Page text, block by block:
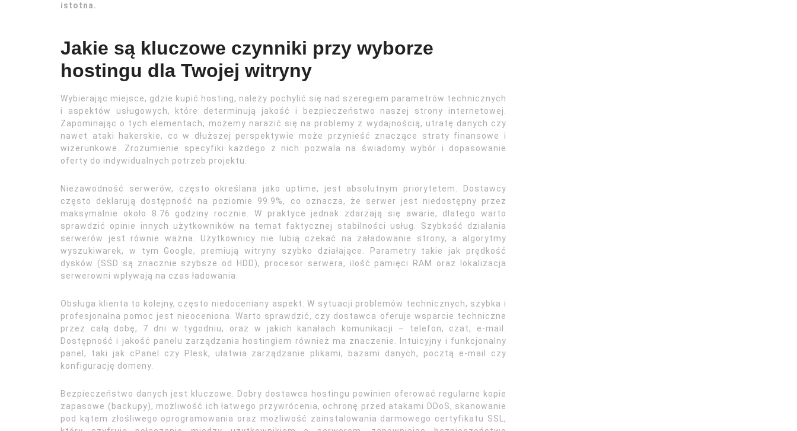
istotna.
Jakie są kluczowe czynniki przy wyborze
hostingu dla Twojej witryny
Wybierając miejsce, gdzie kupić hosting, należy pochylić się nad szeregiem parametrów technicznych
i aspektów usługowych, które determinują jakość i bezpieczeństwo naszej strony internetowej.
Zapominając o tych elementach, możemy narazić się na problemy z wydajnością, utratę danych czy
nawet ataki hakerskie, co w dłuższej perspektywie może przynieść znaczące straty finansowe i
wizerunkowe. Zrozumienie specyfiki każdego z nich pozwala na świadomy wybór i dopasowanie
oferty do indywidualnych potrzeb projektu.
Niezawodność serwerów, często określana jako uptime, jest absolutnym priorytetem. Dostawcy
często deklarują dostępność na poziomie 99.9%, co oznacza, że serwer jest niedostępny przez
maksymalnie około 8.76 godziny rocznie. W praktyce jednak zdarzają się awarie, dlatego warto
sprawdzić opinie innych użytkowników na temat faktycznej stabilności usług. Szybkość działania
serwerów jest równie ważna. Użytkownicy nie lubią czekać na załadowanie strony, a algorytmy
wyszukiwarek, w tym Google, premiują witryny szybko działające. Parametry takie jak prędkość
dysków (SSD są znacznie szybsze od HDD), procesor serwera, ilość pamięci RAM oraz lokalizacja
serwerowni wpływają na czas ładowania.
Obsługa klienta to kolejny, często niedoceniany aspekt. W sytuacji problemów technicznych, szybka i
profesjonalna pomoc jest nieoceniona. Warto sprawdzić, czy dostawca oferuje wsparcie techniczne
przez całą dobę, 7 dni w tygodniu, oraz w jakich kanałach komunikacji – telefon, czat, e-mail.
Dostępność i jakość panelu zarządzania hostingiem również ma znaczenie. Intuicyjny i funkcjonalny
panel, taki jak cPanel czy Plesk, ułatwia zarządzanie plikami, bazami danych, pocztą e-mail czy
konfigurację domeny.
Bezpieczeństwo danych jest kluczowe. Dobry dostawca hostingu powinien oferować regularne kopie
zapasowe (backupy), możliwość ich łatwego przywrócenia, ochronę przed atakami DDoS, skanowanie
pod kątem złośliwego oprogramowania oraz możliwość zainstalowania darmowego certyfikatu SSL,